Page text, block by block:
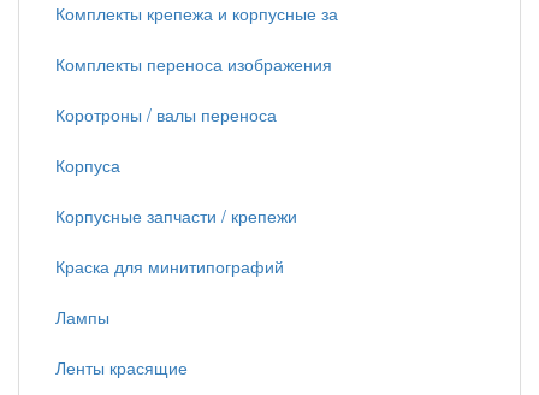
Комплекты крепежа и корпусные за
Комплекты переноса изображения
Коротроны / валы переноса
Корпуса
Корпусные запчасти / крепежи
Краска для минитипографий
Лампы
Ленты красящие